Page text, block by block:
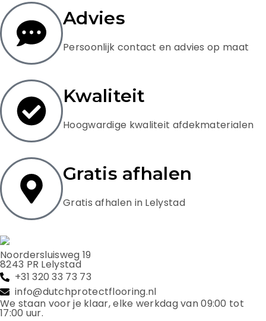
Advies
Persoonlijk contact en advies op maat
Kwaliteit
Hoogwardige kwaliteit afdekmaterialen
Gratis afhalen
Gratis afhalen in Lelystad
Noordersluisweg 19
8243 PR Lelystad
+31 320 33 73 73
info@dutchprotectflooring.nl
We staan voor je klaar, elke werkdag van 09:00 tot
17:00 uur.